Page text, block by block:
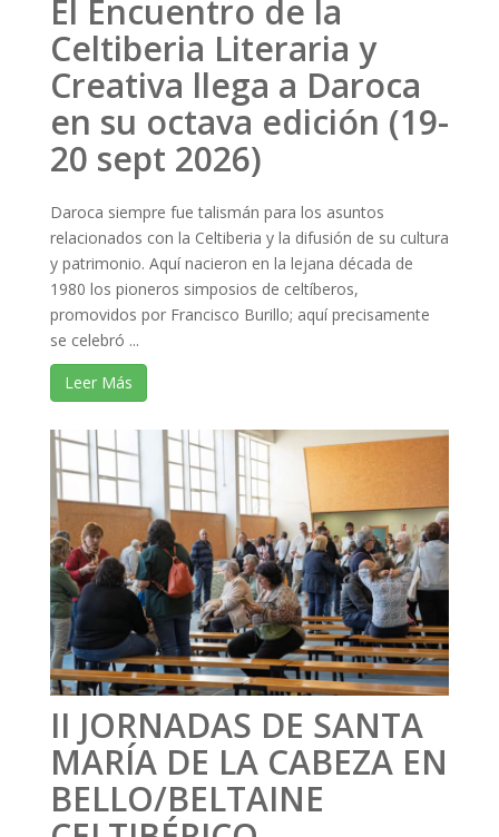
El Encuentro de la
Celtiberia Literaria y
Creativa llega a Daroca
en su octava edición (19-
20 sept 2026)
Daroca siempre fue talismán para los asuntos
relacionados con la Celtiberia y la difusión de su cultura
y patrimonio. Aquí nacieron en la lejana década de
1980 los pioneros simposios de celtíberos,
promovidos por Francisco Burillo; aquí precisamente
se celebró ...
Leer Más
II JORNADAS DE SANTA
MARÍA DE LA CABEZA EN
BELLO/BELTAINE